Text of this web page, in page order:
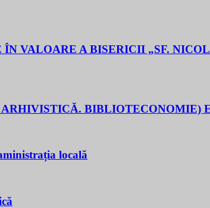
ÎN VALOARE A BISERICII „SF.
BIBLIOTECONOMIE)
locală